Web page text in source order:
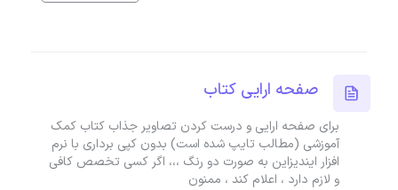
صفحه ارایی کتاب
برای صفحه ارایی و درست کردن تصاویر جذاب کتاب کمک
آموزشی (مطالب تایپ شده است) بدون کپی برداری با نرم
افزار ایندیزاین به صورت دو رنگ ،،، اگر کسی تخصص کافی
و لازم دارد ، اعلام کند ، ممنون